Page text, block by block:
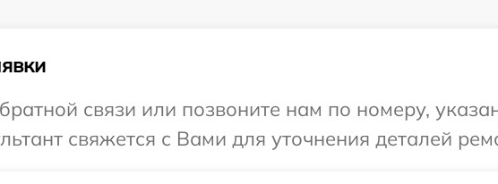
связи или позвоните нам по номеру,
свяжется с Вами для уточнения деталей